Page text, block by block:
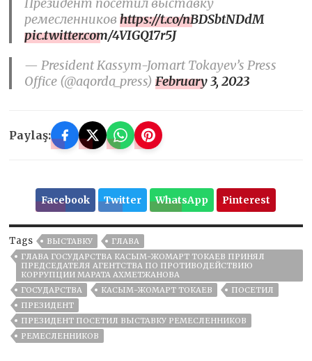
ремесленниковhttps://t.co/nBDSbtNDdM
pic.twitter.com/4VIGQ17r5J
— President Kassym-Jomart Tokayev’s Press
Office (@aqorda_press)February 3, 2023
Paylaş:
Facebook Twitter WhatsApp Pinterest
Tags ВЫСТАВКУ
ГЛАВА
ГЛАВА ГОСУДАРСТВА КАСЫМ-ЖОМАРТ ТОКАЕВ ПРИНЯЛ
ПРЕДСЕДАТЕЛЯ АГЕНТСТВА ПО ПРОТИВОДЕЙСТВИЮ
КОРРУПЦИИ МАРАТА АХМЕТЖАНОВА
ГОСУДАРСТВА
КАСЫМ-ЖОМАРТ ТОКАЕВ
ПОСЕТИЛ
ПРЕЗИДЕНТ
ПРЕЗИДЕНТ ПОСЕТИЛ ВЫСТАВКУ РЕМЕСЛЕННИКОВ
РЕМЕСЛЕННИКОВ